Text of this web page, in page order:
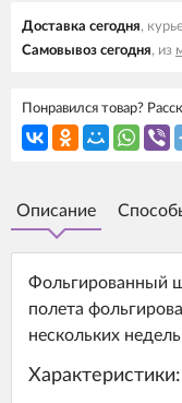
Доставка cегодня,
Самовывоз cегодня, из
Понравился товар?
Описание
Фольгированный
полета
нескольких
Характеристики: